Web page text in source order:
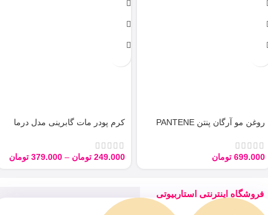
روغن مو آرگان پنتن PANTENE
699.000 تومان
کرم پودر مات گابرینی مدل درما
249.000 تومان –
379.000 تومان
فروشگاه اینترنتی استاربیوتی